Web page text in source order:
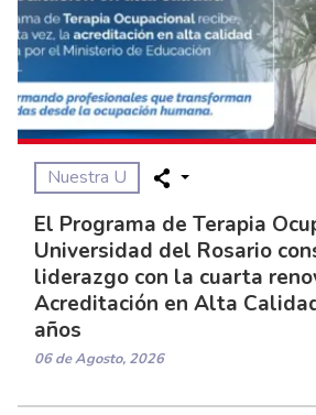
Nuestra U
El Programa de Terapia
Universidad del Rosario
liderazgo con la cuarta
Acreditación en Alta
años
06 de Agosto, 2026